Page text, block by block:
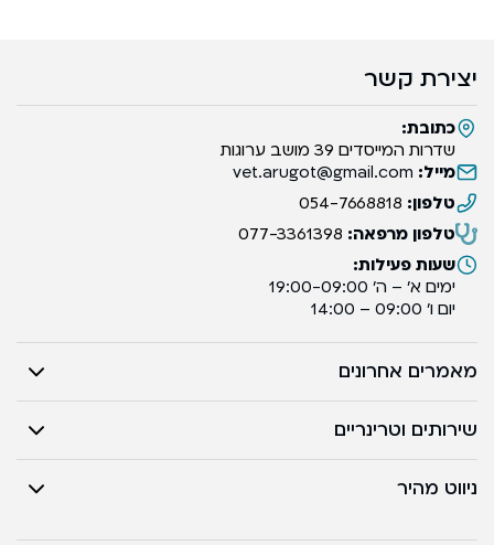
יצירת קשר
כתובת:
שדרות המייסדים 39 מושב ערוגות
מייל: vet.arugot@gmail.com
טלפון: 054-7668818
טלפון מרפאה: 077-3361398
שעות פעילות:
ימים א’ – ה’ 19:00-09:00
יום ו’ 09:00 – 14:00
מאמרים אחרונים
שירותים וטרינריים
ניווט מהיר